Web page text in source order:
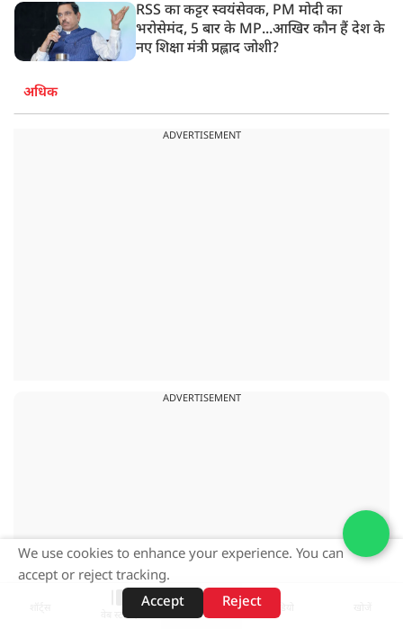
RSS का कट्टर स्वयंसेवक, PM मोदी का
भरोसेमंद, 5 बार के MP...आखिर कौन हैं देश के
नए शिक्षा मंत्री प्रह्लाद जोशी?
अधिक
ADVERTISEMENT
ADVERTISEMENT
वेब स्टोरीज़
We use cookies to enhance your experience. You can
accept or reject tracking.
Accept
Reject